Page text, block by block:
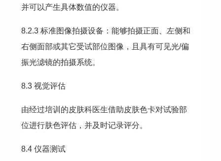
并可以产生具体数值的仪器。
8.2.3 标准图像拍摄设备：能够拍摄正面、左侧和
右侧面部或其它受试部位图像，且具有可见光/偏
振光滤镜的拍摄系统。
8.3 视觉评估
由经过培训的皮肤科医生借助皮肤色卡对试验部
位进行肤色评估，并及时记录评分。
8.4 仪器测试